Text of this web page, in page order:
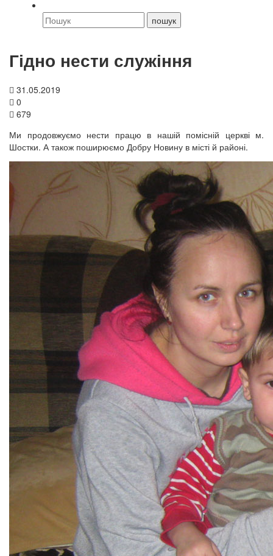
Гідно нести служіння
31.05.2019
0
679
Ми продовжуємо нести працю в нашій помісній церкві м.
Шостки. А також поширюємо Добру Новину в місті й районі.